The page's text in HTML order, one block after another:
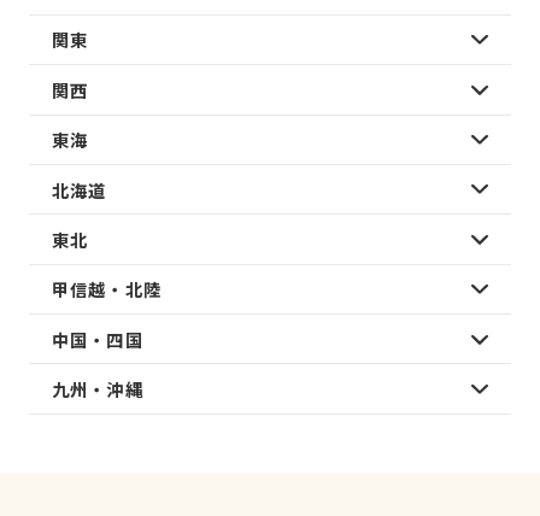
関東
関西
東海
北海道
東北
甲信越・北陸
中国・四国
九州・沖縄